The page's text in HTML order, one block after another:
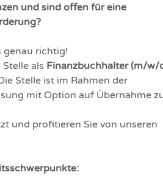
und sind offen für eine
genau richtig!
als Finanzbuchhalter (m/w/
Stelle ist im Rahmen der
mit Option auf Übernahme
und profitieren Sie von unseren